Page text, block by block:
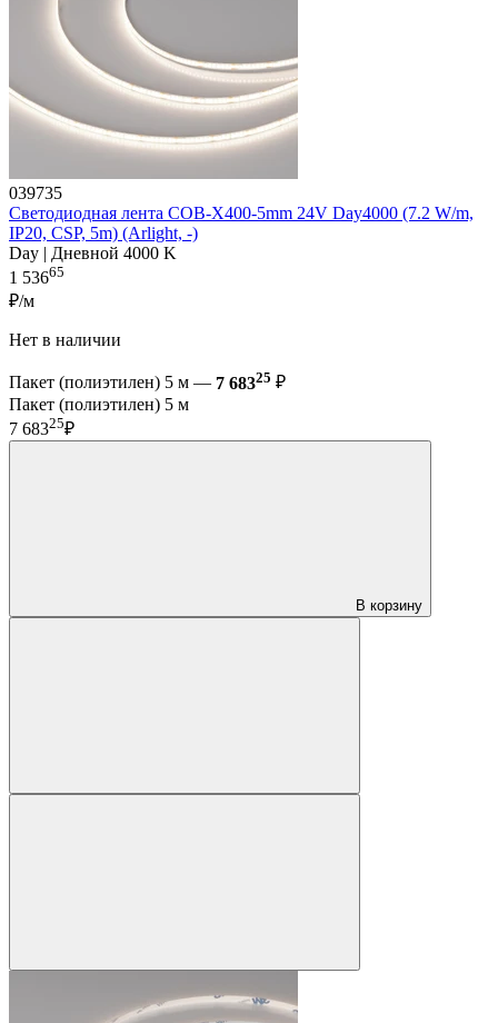
039735
Светодиодная лента COB-X400-5mm 24V Day4000 (7.2 W/m,
IP20, CSP, 5m) (Arlight, -)
Day | Дневной 4000 K
1 53665
₽/м
Нет в наличии
Пакет (полиэтилен) 5 м — 7 68325 ₽
Пакет (полиэтилен) 5 м
7 68325₽
В корзину